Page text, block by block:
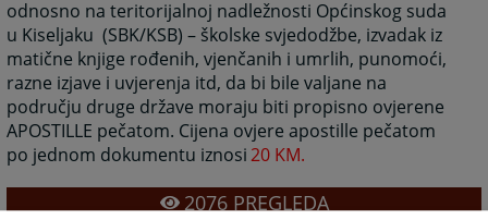
odnosno na teritorijalnoj nadležnosti Općinskog suda
u Kiseljaku (SBK/KSB) – školske svjedodžbe, izvadak iz
matične knjige rođenih, vjenčanih i umrlih, punomoći,
razne izjave i uvjerenja itd, da bi bile valjane na
području druge države moraju biti propisno ovjerene
APOSTILLE pečatom. Cijena ovjere apostille pečatom
po jednom dokumentu iznosi20 KM.
2076PREGLEDA